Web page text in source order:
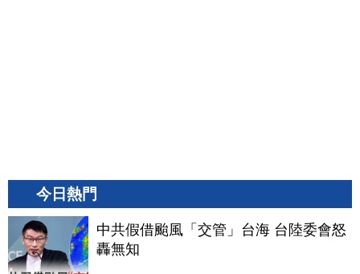
今日熱門
中共假借颱風「交管」台海 台陸委會怒
轟無知